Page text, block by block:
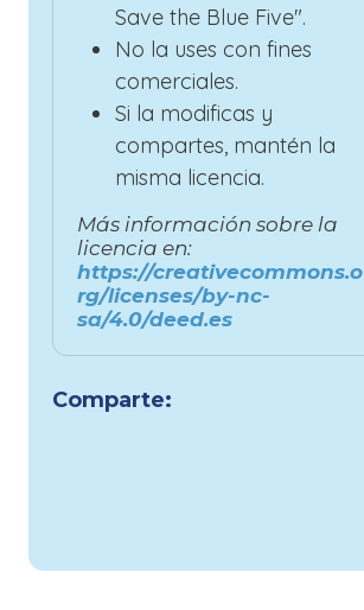
Save the Blue Five".
No la uses con fines
comerciales.
Si la modificas y
compartes, mantén la
misma licencia.
Más información sobre la
licencia en:
https://creativecommons.o
rg/licenses/by-nc-
sa/4.0/deed.es
Comparte: